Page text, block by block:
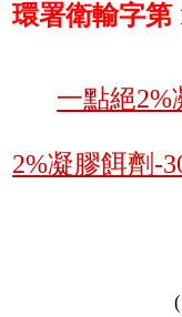
環署衛輸字第
一點絕2%
2%凝膠餌劑-
(